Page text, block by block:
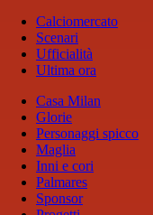
Calciomercato
Scenari
Ufficialità
Ultima ora
Casa Milan
Glorie
Personaggi spicco
Maglia
Inni e cori
Palmares
Sponsor